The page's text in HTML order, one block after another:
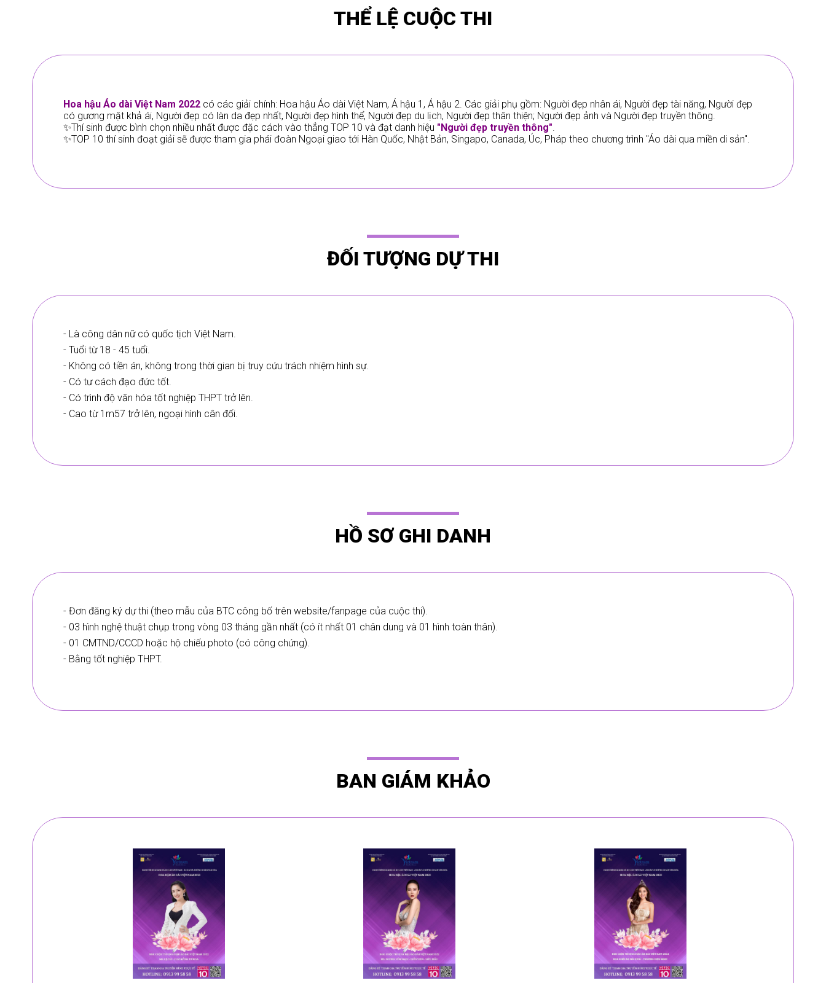
THỂ LỆ CUỘC THI
Hoa hậu Áo dài Việt Nam 2022 có các giải chính: Hoa hậu Áo dài Việt Nam, Á hậu 1, Á hậu 2. Các giải phụ gồm: Người đẹp nhân ái, Người đẹp tài năng, Người đẹp
có gương mặt khả ái, Người đẹp có làn da đẹp nhất, Người đẹp hình thể, Người đẹp du lịch, Người đẹp thân thiện; Người đẹp ảnh và Người đẹp truyền thông.
✨Thí sinh được bình chọn nhiều nhất được đặc cách vào thẳng TOP 10 và đạt danh hiệu "Người đẹp truyền thông".
✨TOP 10 thí sinh đoạt giải sẽ được tham gia phái đoàn Ngoại giao tới Hàn Quốc, Nhật Bản, Singapo, Canada, Úc, Pháp theo chương trình "Áo dài qua miền di sản".
ĐỐI TƯỢNG DỰ THI
- Là công dân nữ có quốc tịch Việt Nam.
- Tuổi từ 18 - 45 tuổi.
- Không có tiền án, không trong thời gian bị truy cứu trách nhiệm hình sự.
- Có tư cách đạo đức tốt.
- Có trình độ văn hóa tốt nghiệp THPT trở lên.
- Cao từ 1m57 trở lên, ngoại hình cân đối.
HỒ SƠ GHI DANH
- Đơn đăng ký dự thi (theo mẫu của BTC công bố trên website/fanpage của cuộc thi).
- 03 hình nghệ thuật chụp trong vòng 03 tháng gần nhất (có ít nhất 01 chân dung và 01 hình toàn thân).
- 01 CMTND/CCCD hoặc hộ chiếu photo (có công chứng).
- Bằng tốt nghiệp THPT.
BAN GIÁM KHẢO